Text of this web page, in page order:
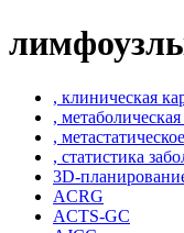
, клиническая
,
,
, статистика
3D-
ACRG
ACTS-GC